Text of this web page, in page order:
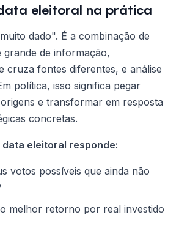
eleitoral na prática
dado". É a combinação de
grande de informação,
cruza fontes diferentes, e análise
política, isso significa pegar
e transformar em resposta
concretas.
eleitoral responde:
votos possíveis que ainda não
melhor retorno por real investido